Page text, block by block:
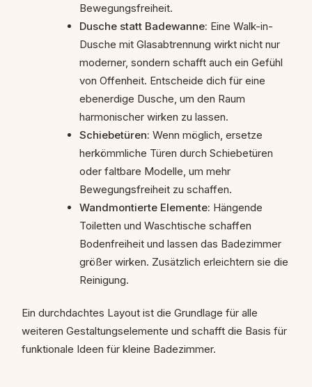
Bewegungsfreiheit.
Dusche statt Badewanne: Eine Walk-in-
Dusche mit Glasabtrennung wirkt nicht nur
moderner, sondern schafft auch ein Gefühl
von Offenheit. Entscheide dich für eine
ebenerdige Dusche, um den Raum
harmonischer wirken zu lassen.
Schiebetüren: Wenn möglich, ersetze
herkömmliche Türen durch Schiebetüren
oder faltbare Modelle, um mehr
Bewegungsfreiheit zu schaffen.
Wandmontierte Elemente: Hängende
Toiletten und Waschtische schaffen
Bodenfreiheit und lassen das Badezimmer
größer wirken. Zusätzlich erleichtern sie die
Reinigung.
Ein durchdachtes Layout ist die Grundlage für alle
weiteren Gestaltungselemente und schafft die Basis für
funktionale Ideen für kleine Badezimmer.